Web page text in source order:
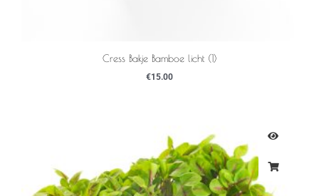
Cress Bakje Bamboe licht (1)
€15.00